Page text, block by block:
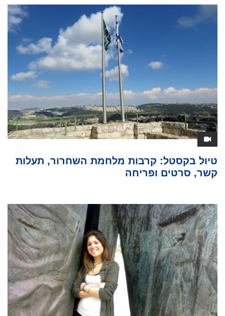
טיול בקסטל: קרבות מלחמת השחרור, תעלות
קשר, סרטים ופריחה